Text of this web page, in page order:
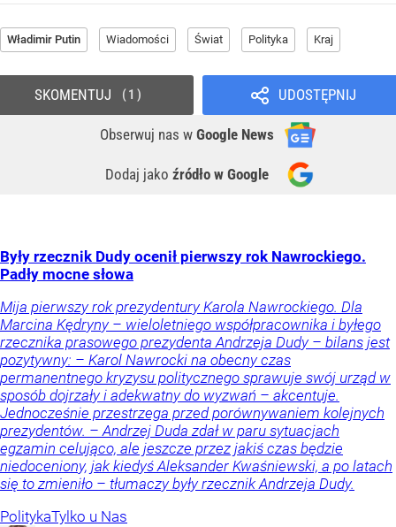
Władimir Putin Wiadomości Świat Polityka Kraj
UDOSTĘPNIJ
Obserwuj nas w Google News
Dodaj jako źródło w Google
SKOMENTUJ 1
Były rzecznik Dudy ocenił pierwszy rok Nawrockiego.
Padły mocne słowa
Mija pierwszy rok prezydentury Karola Nawrockiego. Dla
Marcina Kędryny – wieloletniego współpracownika i byłego
rzecznika prasowego prezydenta Andrzeja Dudy – bilans jest
pozytywny: – Karol Nawrocki na obecny czas
permanentnego kryzysu politycznego sprawuje swój urząd w
sposób dojrzały i adekwatny do wyzwań – akcentuje.
Jednocześnie przestrzega przed porównywaniem kolejnych
prezydentów. – Andrzej Duda zdał w paru sytuacjach
egzamin celująco, ale jeszcze przez jakiś czas będzie
niedoceniony, jak kiedyś Aleksander Kwaśniewski, a po latach
się to zmieniło – tłumaczy były rzecznik Andrzeja Dudy.
PolitykaTylko u Nas